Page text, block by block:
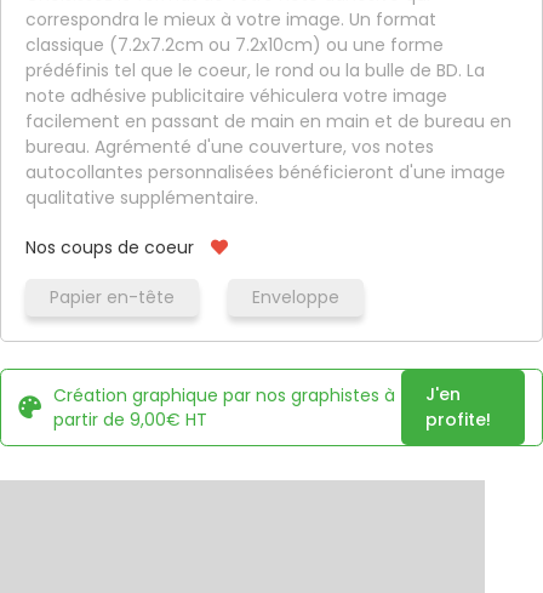
correspondra le mieux à votre image. Un format
classique (7.2x7.2cm ou 7.2x10cm) ou une forme
prédéfinis tel que le coeur, le rond ou la bulle de BD. La
note adhésive publicitaire véhiculera votre image
facilement en passant de main en main et de bureau en
bureau. Agrémenté d'une couverture, vos notes
autocollantes personnalisées bénéficieront d'une image
qualitative supplémentaire.
Nos coups de coeur
Papier en-tête Enveloppe
Création graphique par nos graphistes à
partir de 9,00€ HT
J'en
profite!